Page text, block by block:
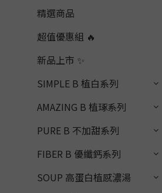
精選商品
超值優惠組 🔥
新品上市 ✨
SIMPLE B 植白系列
AMAZING B 植琢系列
PURE B 不加甜系列
FIBER B 優纖鈣系列
SOUP 高蛋白植感濃湯